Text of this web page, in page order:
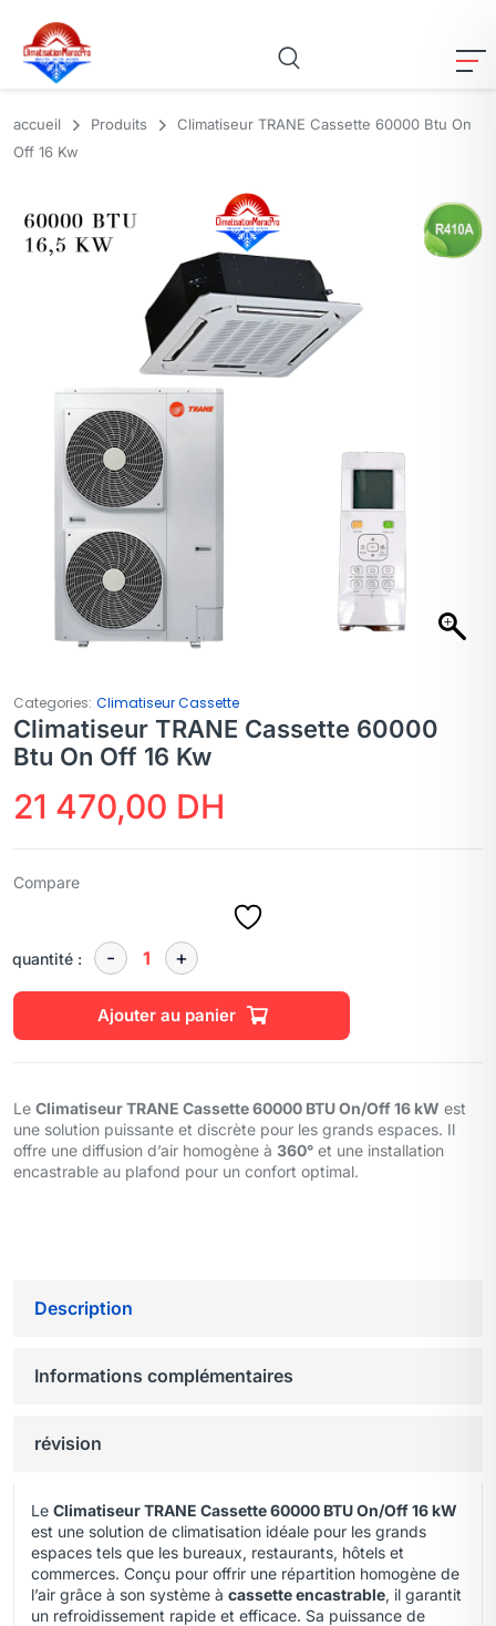
accueil Produits
Climatiseur TRANE Cassette 60000 Btu On
Off 16 Kw
Categories: Climatiseur Cassette
Climatiseur TRANE Cassette 60000
Btu On Off 16 Kw
21 470,00 DH
Compare
quantité :
Ajouter au panier
Le Climatiseur TRANE Cassette 60000 BTU On/Off 16 kW est
une solution puissante et discrète pour les grands espaces. Il
offre une diffusion d’air homogène à 360° et une installation
encastrable au plafond pour un confort optimal.
Description
Informations complémentaires
révision
Le Climatiseur TRANE Cassette 60000 BTU On/Off 16 kW
est une solution de climatisation idéale pour les grands
espaces tels que les bureaux, restaurants, hôtels et
commerces. Conçu pour offrir une répartition homogène de
l’air grâce à son système à cassette encastrable, il garantit
un refroidissement rapide et efficace. Sa puissance de